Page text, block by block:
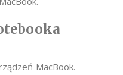
MacBook.